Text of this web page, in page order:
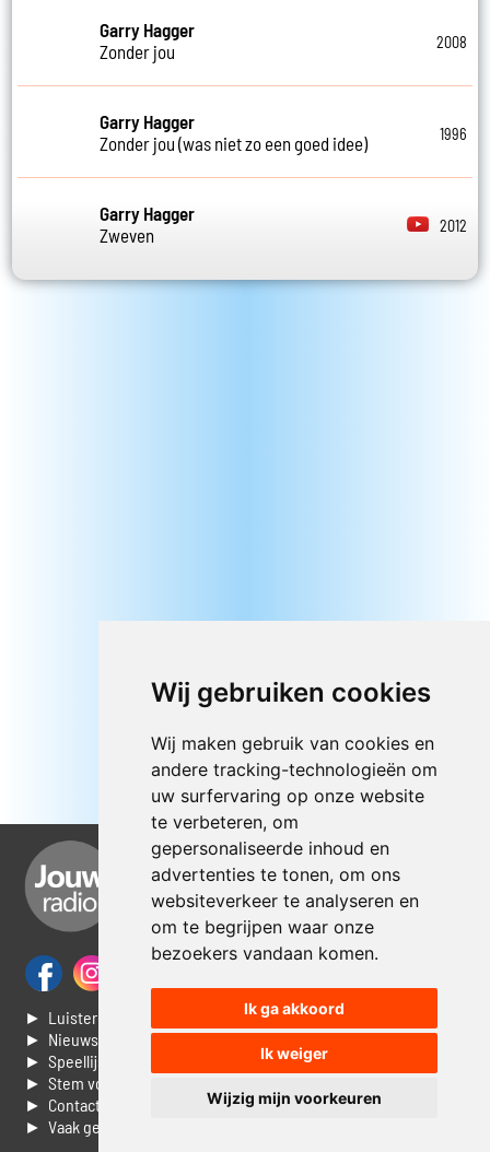
Wij gebruiken cookies
Wij maken gebruik van cookies en
andere tracking-technologieën om
uw surfervaring op onze website
te verbeteren, om
gepersonaliseerde inhoud en
advertenties te tonen, om ons
websiteverkeer te analyseren en
om te begrijpen waar onze
bezoekers vandaan komen.
Ik ga akkoord
Ik weiger
Wijzig mijn voorkeuren
Garry Hagger
Zonder jou
2008
Garry Hagger
Zonder jou (was niet zo een goed idee)
1996
Garry Hagger
Zweven
2012
► Luisteren naar Jouwradio
► Nieuws
► Speellijst
► Stem voor de Dag top 3
► Contacteer ons
► Vaak gestelde vragen